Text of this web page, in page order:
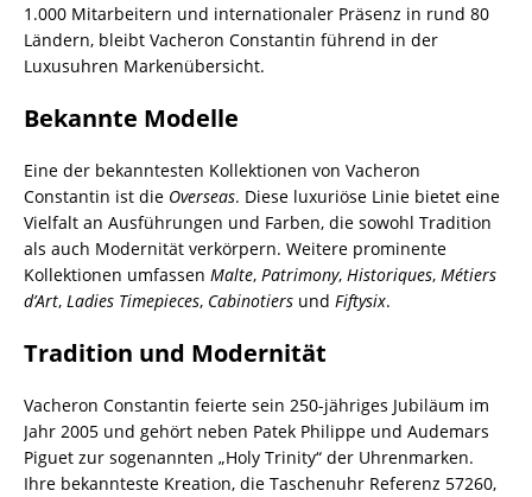
1.000 Mitarbeitern und internationaler Präsenz in rund 80
Ländern, bleibt Vacheron Constantin führend in der
Luxusuhren Markenübersicht.
Bekannte Modelle
Eine der bekanntesten Kollektionen von Vacheron
Constantin ist die Overseas. Diese luxuriöse Linie bietet eine
Vielfalt an Ausführungen und Farben, die sowohl Tradition
als auch Modernität verkörpern. Weitere prominente
Kollektionen umfassen Malte, Patrimony, Historiques, Métiers
d’Art, Ladies Timepieces, Cabinotiers und Fiftysix.
Tradition und Modernität
Vacheron Constantin feierte sein 250-jähriges Jubiläum im
Jahr 2005 und gehört neben Patek Philippe und Audemars
Piguet zur sogenannten „Holy Trinity“ der Uhrenmarken.
Ihre bekannteste Kreation, die Taschenuhr Referenz 57260,